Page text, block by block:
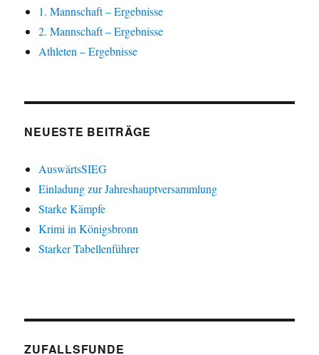
1. Mannschaft – Ergebnisse
2. Mannschaft – Ergebnisse
Athleten – Ergebnisse
NEUESTE BEITRÄGE
AuswärtsSIEG
Einladung zur Jahreshauptversammlung
Starke Kämpfe
Krimi in Königsbronn
Starker Tabellenführer
ZUFALLSFUNDE